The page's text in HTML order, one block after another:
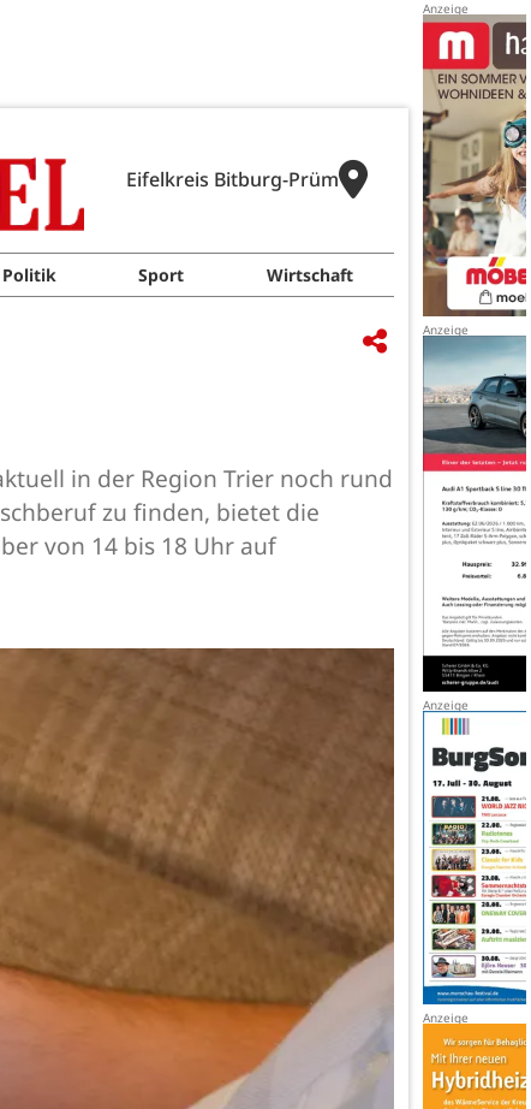
Eifelkreis Bitburg-Prüm
Politik Sport Wirtschaft
in der Region Trier noch rund
zu finden, bietet die
von 14 bis 18 Uhr auf